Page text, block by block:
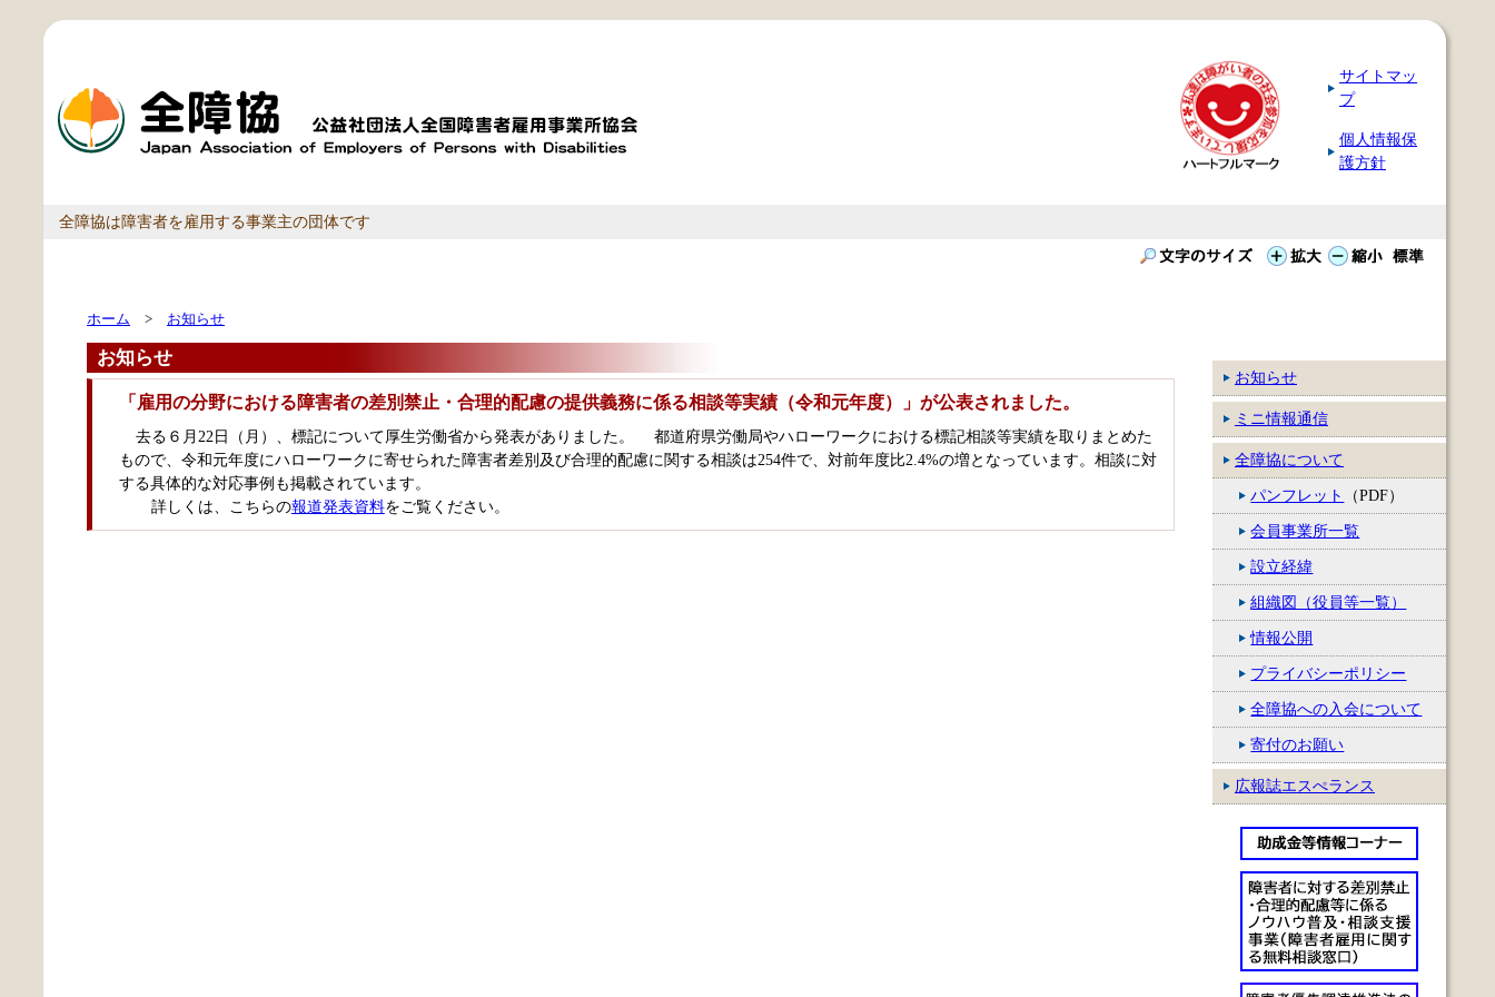
サイトマッ
プ
個人情報保
護方針
全障協は障害者を雇用する事業主の団体です
お知らせ
ミニ情報通信
全障協について
パンフレット
（PDF）
会員事業所一覧
設立経緯
組織図（役員等一覧）
情報公開
プライバシーポリシー
全障協への入会について
寄付のお願い
広報誌エスぺランス
ホーム > お知らせ
お知らせ
「雇用の分野における障害者の差別禁止・合理的配慮の提供義務に係る相談等実績（令和元年度）」が公表されました。
去る６月22日（月）、標記について厚生労働省から発表がありました。 都道府県労働局やハローワークにおける標記相談等実績を取りまとめた
もので、令和元年度にハローワークに寄せられた障害者差別及び合理的配慮に関する相談は254件で、対前年度比2.4%の増となっています。相談に対
する具体的な対応事例も掲載されています。
詳しくは、こちらの報道発表資料をご覧ください。
▲このページの先頭に戻る